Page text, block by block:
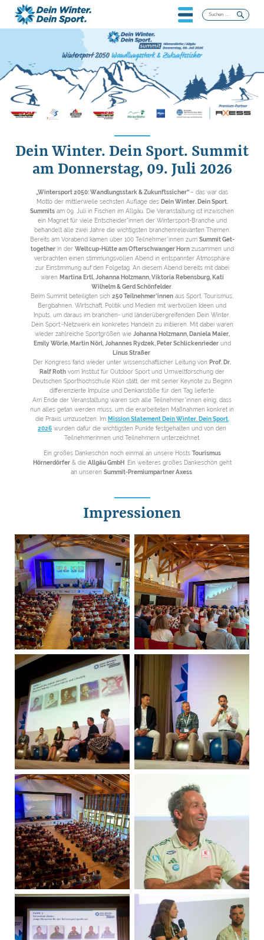
Suchen
nach:
Dein Winter. Dein Sport. Summit
am Donnerstag, 09. Juli 2026
„Wintersport 2050: Wandlungsstark & Zukunftssicher“– das war das
Motto der mittlerweile sechsten Auflage des Dein Winter. Dein Sport.
Summits am 09. Juli in Fischen im Allgäu. Die Veranstaltung ist inzwischen
ein Magnet für viele Entscheider*innen der Wintersport-Branche und
behandelt alle zwei Jahre die wichtigsten branchenrelevanten Themen.
Bereits am Vorabend kamen über 100 Teilnehmer*innen zum Summit Get-
togetherin der Weltcup-Hütte am Ofterschwanger Hornzusammen und
verbrachten einen stimmungsvollen Abend in entspannter Atmosphäre
zur Einstimmung auf den Folgetag. An diesem Abend bereits mit dabei
waren Martina Ertl, Johanna Holzmann, Viktoria Rebensburg, Kati
Wilhelm & Gerd Schönfelder
Beim Summit beteiligten sich 250 Teilnehmer*innen aus Sport, Tourismus,
Bergbahnen, Wirtschaft, Politik und Medien mit wertvollen Ideen und
Inputs, um daraus im branchen- und länderübergreifenden Dein Winter.
Dein Sport.-Netzwerk ein konkretes Handeln zu initiieren. Mit dabei waren
wieder zahlreiche Sportgrößen wie Johanna Holzmann, Daniela Maier,
Emily Wörle, Martin Nörl, Johannes Rydzek, Peter Schlickenriederund
Linus Straßer
Der Kongress fand wieder unter wissenschaftlicher Leitung von Prof. Dr.
Ralf Roth vom Institut für Outdoor Sport und Umweltforschung der
Deutschen Sporthochschule Köln statt, der mit seiner Keynote zu Beginn
differenzierte Impulse und Denkanstöße für den Tag lieferte.
Am Ende der Veranstaltung waren sich alle Teilnehmer*innen einig, dass
nun alles getan werden muss, um die erarbeiteten Maßnahmen konkret in
die Praxis umzusetzen. Im Mission Statement Dein Winter. Dein Sport.
2026 wurden dafür die wichtigsten Punkte festgehalten und von den
Teilnehmerinnen und Teilnehmern unterzeichnet.
Ein großes Dankeschön noch einmal an unsere Hosts Tourismus
Hörnerdörfer& die Allgäu GmbH . Ein weiteres großes Dankeschön geht
an unseren Summit-Premiumpartner Axess
Impressionen